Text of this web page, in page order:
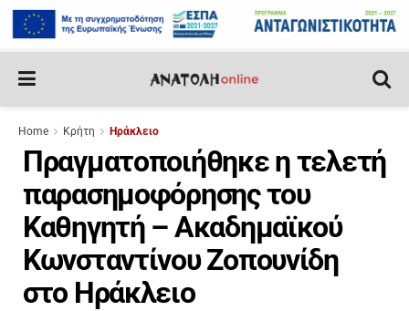
Home Κρήτη Ηράκλειο
Πραγματοποιήθηκε η τελετή
παρασημοφόρησης του
Καθηγητή – Ακαδημαϊκού
Κωνσταντίνου Ζοπουνίδη
στο Ηράκλειο